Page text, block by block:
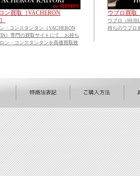
ン買取［VACHERON
・コンスタンタン（VACHERON
）専門の買取サイトにて、お持ち
ン・コンスタンタンを高価買取致
ウブロ買取
ウブロ（
持ちのウブロ